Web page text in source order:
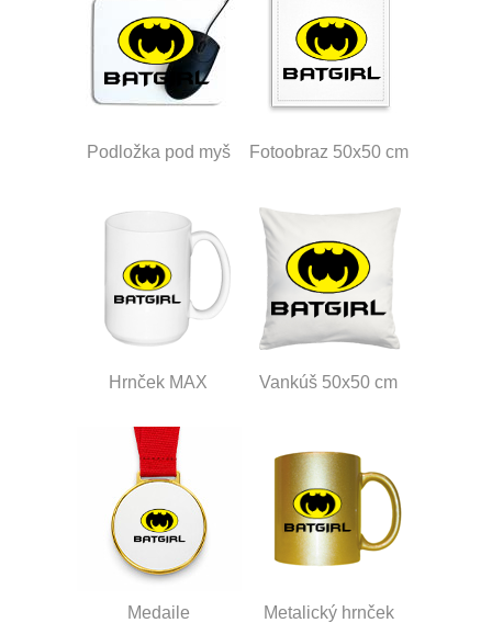
Podložka pod myš Fotoobraz 50x50 cm
Hrnček MAX Vankúš 50x50 cm
Medaile Metalický hrnček